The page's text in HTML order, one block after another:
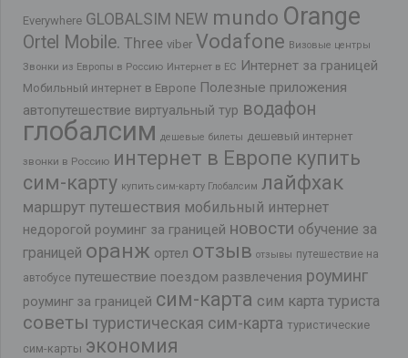
Everywhere GLOBALSIM NEW mundo Orange
Ortel Mobile. Three viber Vodafone Визовые центры
Звонки из Европы в Россию Интернет в ЕС Интернет за границей
Мобильный интернет в Европе Полезные приложения
автопутешествие виртуальный тур водафон
глобалсим дешевые билеты дешевый интернет
звонки в Россию интернет в Европе купить
сим-карту купить сим-карту Глобалсим лайфхак
маршрут путешествия мобильный интернет
недорогой роуминг за границей новости обучение за
границей оранж ортел отзыв отзывы путешествие на
автобусе путешествие поездом развлечения роуминг
роуминг за границей сим-карта сим карта туриста
советы туристическая сим-карта туристические
сим-карты экономия